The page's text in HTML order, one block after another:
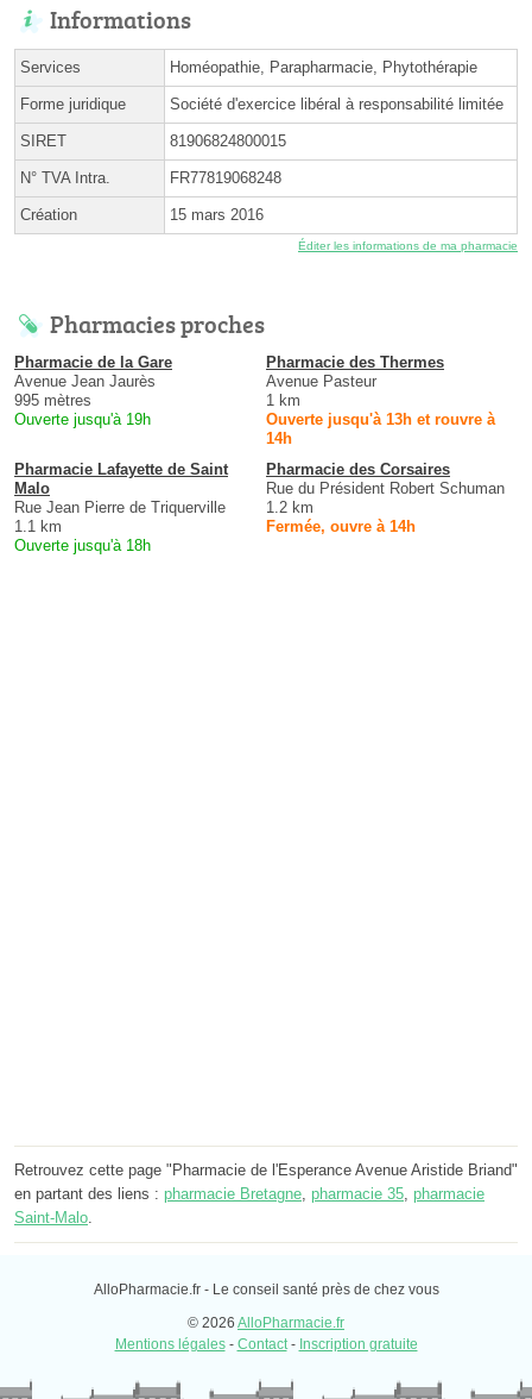
Informations
Services Homéopathie, Parapharmacie, Phytothérapie
Forme juridique Société d'exercice libéral à responsabilité limitée
SIRET 81906824800015
N° TVA Intra. FR77819068248
Création 15 mars 2016
Éditer les informations de ma pharmacie
Pharmacies proches
Pharmacie de la Gare
Avenue Jean Jaurès
995 mètres
Ouverte jusqu'à 19h
Pharmacie des Thermes
Avenue Pasteur
1 km
Ouverte jusqu'à 13h et rouvre à
14h
Pharmacie Lafayette de Saint
Malo
Rue Jean Pierre de Triquerville
1.1 km
Ouverte jusqu'à 18h
Pharmacie des Corsaires
Rue du Président Robert Schuman
1.2 km
Fermée, ouvre à 14h
Retrouvez cette page "Pharmacie de l'Esperance Avenue Aristide Briand"
en partant des liens : pharmacie Bretagne pharmacie 35 pharmacie
Saint-Malo
AlloPharmacie.fr - Le conseil santé près de chez vous
© 2026 AlloPharmacie.fr
Mentions légales- Contact- Inscription gratuite